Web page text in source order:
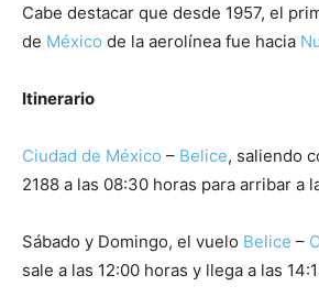
Cabe destacar que desde 1957, el
de México de la aerolínea fue hacia
Itinerario
Ciudad de México – Belice, saliendo
2188 a las 08:30 horas para arribar a
Sábado y Domingo, el vuelo Belice –
sale a las 12:00 horas y llega a las